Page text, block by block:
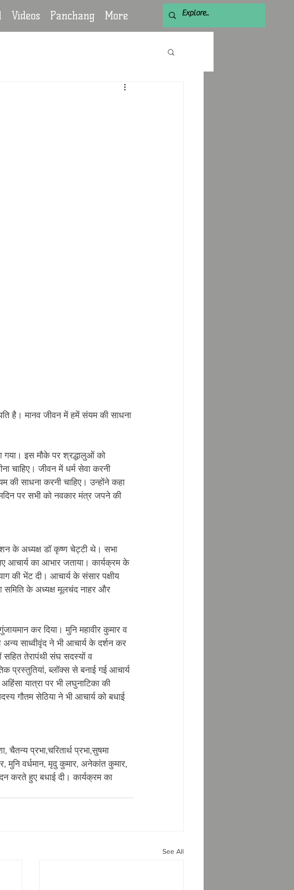
Videos Panchang More
है। मानव जीवन में हमें संयम की साधना
गया। इस मौके पर श्रद्धालुओं को
चाहिए। जीवन में धर्म सेवा करनी
की साधना करनी चाहिए। उन्होंने कहा
पर सभी को नवकार मंत्र जपने की
के अध्यक्ष डॉ कृष्ण चेट्टी थे। सभा
आचार्य का आभार जताया। कार्यक्रम के
की भेंट दी। आचार्य के संसार पक्षीय
समिति के अध्यक्ष मूलचंद नाहर और
कर दिया। मुनि महावीर कुमार व
साध्वीवृंद ने भी आचार्य के दर्शन कर
सहित तेरापंथी संघ सदस्यों व
प्रस्तुतियां, ब्लॉक्स से बनाई गई आचार्य
यात्रा पर भी लघुनाटिका की
गौतम सेठिया ने भी आचार्य को बधाई
चैतन्य प्रभा,चरितार्थ प्रभा,सुषमा
मुनि वर्धमान, मृदु कुमार, अनेकांत कुमार,
करते हुए बधाई दी। कार्यक्रम का
See All